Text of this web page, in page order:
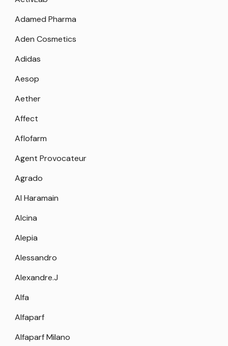
Adamed Pharma
Aden Cosmetics
Adidas
Aesop
Aether
Affect
Aflofarm
Agent Provocateur
Agrado
Al Haramain
Alcina
Alepia
Alessandro
Alexandre.J
Alfa
Alfaparf
Alfaparf Milano